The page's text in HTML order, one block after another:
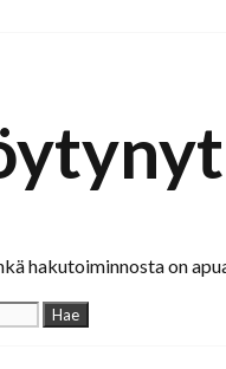
hakutoiminnosta on